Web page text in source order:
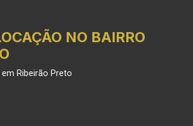
NO BAIRRO
Ribeirão Preto